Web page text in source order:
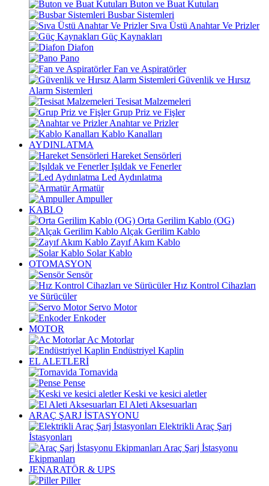
Buton ve Buat Kutuları
Busbar Sistemleri
Sıva Üstü Anahtar Ve Prizler
Güç Kaynakları
Diafon
Pano
Fan ve Aspiratörler
Güvenlik ve Hırsız
Alarm Sistemleri
Tesisat Malzemeleri
Grup Priz ve Fişler
Anahtar ve Prizler
Kablo Kanalları
AYDINLATMA
Hareket Sensörleri
Işıldak ve Fenerler
Led Aydınlatma
Armatür
Ampuller
KABLO
Orta Gerilim Kablo (OG)
Alçak Gerilim Kablo
Zayıf Akım Kablo
Solar Kablo
OTOMASYON
Sensör
Hız Kontrol Cihazları
ve Sürücüler
Servo Motor
Enkoder
MOTOR
Ac Motorlar
Endüstriyel Kaplin
EL ALETLERİ
Tornavida
Pense
Keski ve kesici aletler
El Aleti Aksesuarları
ARAÇ ŞARJ İSTASYONU
Elektrikli Araç Şarj
İstasyonları
Araç Şarj İstasyonu
Ekipmanları
JENARATÖR & UPS
Piller